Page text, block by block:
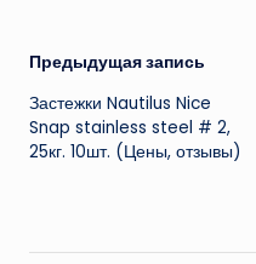
Навигация
записи
Предыдущая запись
Застежки Nautilus Nice
Snap stainless steel # 2,
25кг. 10шт. (Цены, отзывы)